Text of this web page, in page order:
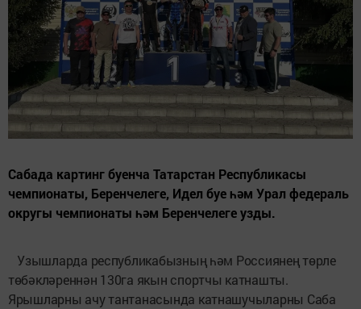
Сабада картинг буенча Татарстан Республикасы
чемпионаты, Беренчелеге, Идел буе һәм Урал федераль
округы чемпионаты һәм Беренчелеге узды.
Узышларда республикабызның һәм Россиянең төрле
төбәк­лә­рен­нән 130га якын спортчы катнашты.
Ярышларны ачу тантанасында катнашучыларны Саба